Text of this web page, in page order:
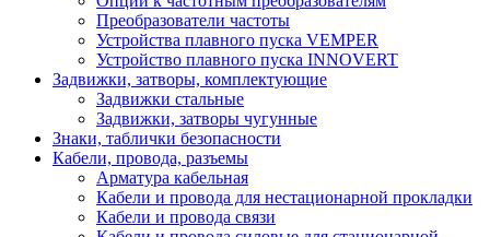
Преобразователи частоты
Устройства плавного пуска VEMPER
Устройство плавного пуска INNOVERT
Задвижки, затворы, комплектующие
Задвижки стальные
Задвижки, затворы чугунные
Знаки, таблички безопасности
Кабели, провода, разъемы
Арматура кабельная
Кабели и провода для нестационарной прокладки
Кабели и провода связи